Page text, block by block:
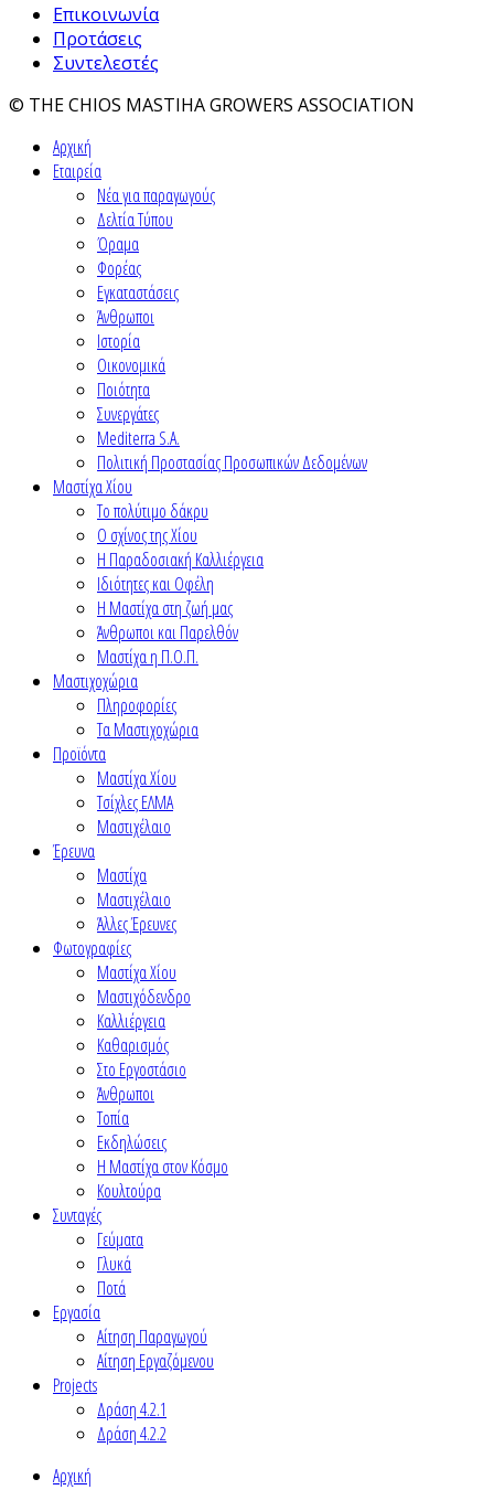
Επικοινωνία
Προτάσεις
Συντελεστές
© THE CHIOS MASTIHA GROWERS ASSOCIATION
Αρχική
Εταιρεία
Νέα για παραγωγούς
Δελτία Τύπου
Όραμα
Φορέας
Εγκαταστάσεις
Άνθρωποι
Ιστορία
Οικονομικά
Ποιότητα
Συνεργάτες
Mediterra S.A.
Πολιτική Προστασίας Προσωπικών Δεδομένων
Μαστίχα Χίου
Το πολύτιμο δάκρυ
Ο σχίνος της Χίου
Η Παραδοσιακή Καλλιέργεια
Ιδιότητες και Οφέλη
Η Μαστίχα στη ζωή μας
Άνθρωποι και Παρελθόν
Μαστίχα η Π.Ο.Π.
Μαστιχοχώρια
Πληροφορίες
Τα Μαστιχοχώρια
Προϊόντα
Μαστίχα Χίου
Τσίχλες ΕΛΜΑ
Μαστιχέλαιο
Έρευνα
Μαστίχα
Μαστιχέλαιο
Άλλες Έρευνες
Φωτογραφίες
Μαστίχα Χίου
Μαστιχόδενδρο
Καλλιέργεια
Καθαρισμός
Στο Εργοστάσιο
Άνθρωποι
Τοπία
Εκδηλώσεις
Η Μαστίχα στον Κόσμο
Κουλτούρα
Συνταγές
Γεύματα
Γλυκά
Ποτά
Εργασία
Αίτηση Παραγωγού
Αίτηση Εργαζόμενου
Projects
Δράση 4.2.1
Δράση 4.2.2
Αρχική